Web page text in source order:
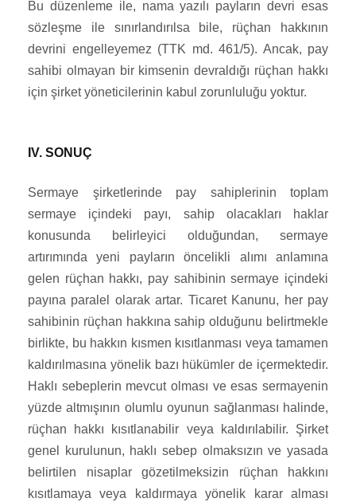
Bu düzenleme ile, nama yazılı payların devri esas
sözleşme ile sınırlandırılsa bile, rüçhan hakkının
devrini engelleyemez (TTK md. 461/5). Ancak, pay
sahibi olmayan bir kimsenin devraldığı rüçhan hakkı
için şirket yöneticilerinin kabul zorunluluğu yoktur.
IV. SONUÇ
Sermaye şirketlerinde pay sahiplerinin toplam
sermaye içindeki payı, sahip olacakları haklar
konusunda belirleyici olduğundan, sermaye
artırımında yeni payların öncelikli alımı anlamına
gelen rüçhan hakkı, pay sahibinin sermaye içindeki
payına paralel olarak artar. Ticaret Kanunu, her pay
sahibinin rüçhan hakkına sahip olduğunu belirtmekle
birlikte, bu hakkın kısmen kısıtlanması veya tamamen
kaldırılmasına yönelik bazı hükümler de içermektedir.
Haklı sebeplerin mevcut olması ve esas sermayenin
yüzde altmışının olumlu oyunun sağlanması halinde,
rüçhan hakkı kısıtlanabilir veya kaldırılabilir. Şirket
genel kurulunun, haklı sebep olmaksızın ve yasada
belirtilen nisaplar gözetilmeksizin rüçhan hakkını
kısıtlamaya veya kaldırmaya yönelik karar alması